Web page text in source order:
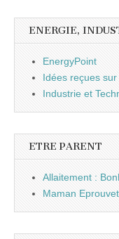
ENERGIE,
EnergyPoint
Idées reçues
Industrie et
ETRE PARENT
Allaitement :
Maman